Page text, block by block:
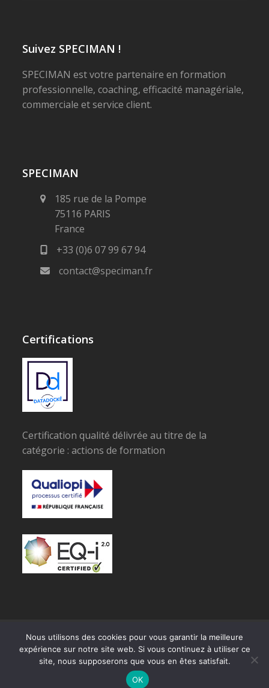
Suivez SPECIMAN !
SPECIMAN est votre partenaire en formation
professionnelle, coaching, efficacité managériale,
commerciale et service client.
SPECIMAN
185 rue de la Pompe
75116 PARIS
France
+33 (0)6 07 99 67 94
contact@speciman.fr
Certifications
Certification qualité délivrée au titre de la
catégorie : actions de formation
RGPD
Nous utilisons des cookies pour vous garantir la meilleure
expérience sur notre site web. Si vous continuez à utiliser ce
site, nous supposerons que vous en êtes satisfait.
OK